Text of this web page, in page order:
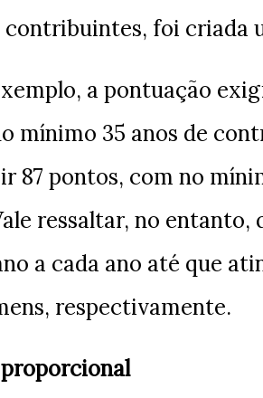
contribuintes, foi criada
a pontuação
mínimo 35 anos de
87 pontos, com no
ressaltar, no entanto,
a cada ano até que
respectivamente.